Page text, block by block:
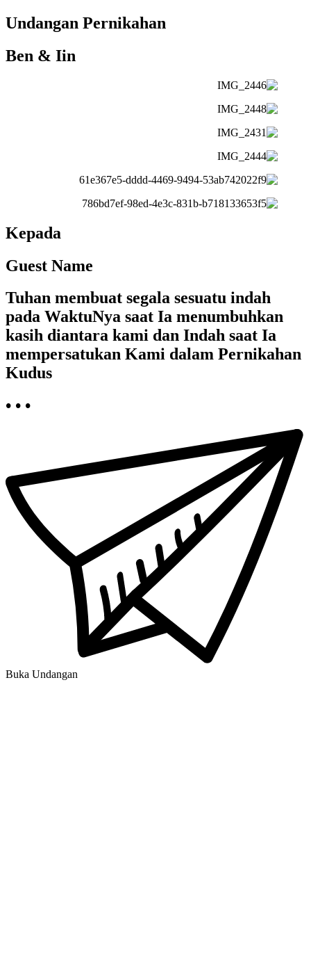
Undangan Pernikahan
Ben & Iin
Kepada
Guest Name
Tuhan membuat segala sesuatu indah
pada WaktuNya saat Ia menumbuhkan
kasih diantara kami dan Indah saat Ia
mempersatukan Kami dalam Pernikahan
Kudus
• • •
Buka Undangan